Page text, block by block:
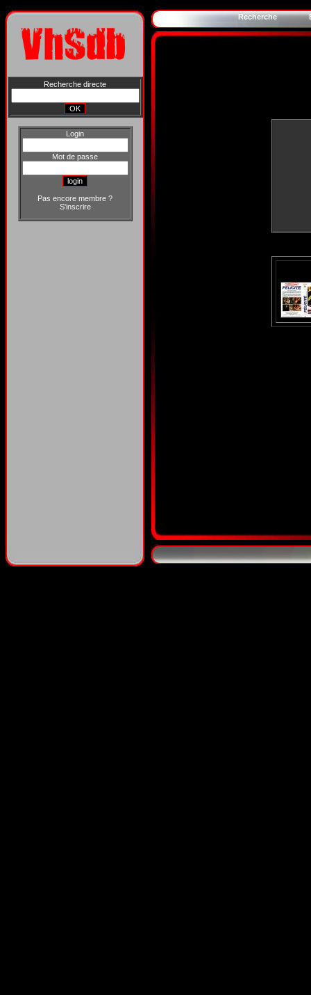
Recherche directe
Login
Mot de passe
Pas encore membre ?
S'inscrire
Recherche